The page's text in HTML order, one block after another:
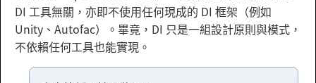
DI 工具無關，亦即不使用任何現成的 DI 框架（例如
Unity、Autofac）。畢竟，DI 只是一組設計原則與模式，
不依賴任何工具也能實現。